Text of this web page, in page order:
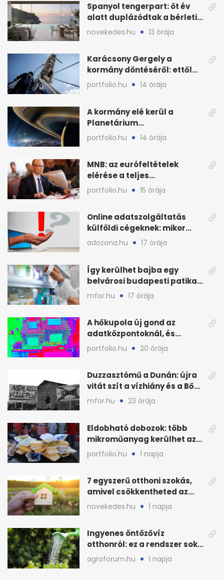
Spanyol tengerpart: öt év
alatt duplázódtak a bérleti
díjak
novekedes.hu 13 órája
Karácsony Gergely a
kormány döntéséről: ettől
tart legjobban Budapest
portfolio.hu 14 órája
A kormány elé kerül a
Planetárium
újjáélesztésének terve
szeptemberben
portfolio.hu 14 órája
MNB: az eurófeltételek
elérése a teljes
gazdaságnak hozhat
hasznot
portfolio.hu 15 órája
Online adatszolgáltatás
külföldi cégeknek: mikor
kötelező, mikor opció?
adozona.hu 17 órája
Így kerülhet bajba egy
belvárosi budapesti patika
is
mfor.hu 17 órája
A hőkupola új gond az
adatközpontoknál, és
pénzbe kerülhet
portfolio.hu 20 órája
Duzzasztómű a Dunán: újra
vitát szít a vízhiány és a Bős–
Nagymaros-ügy
mfor.hu 23 órája
Eldobható dobozok: több
mikroműanyag kerülhet az
ételbe, mint hinnéd
portfolio.hu 1 napja
7 egyszerű otthoni szokás,
amivel csökkentheted az
energiafogyasztást
novekedes.hu 1 napja
Ingyenes öntözővíz
otthonról: ez a rendszer sok
házban már működik
agroforum.hu 1 napja